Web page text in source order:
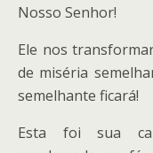
Nosso Senhor!
Ele nos
de miséria
semelhante ficará!
Esta foi sua